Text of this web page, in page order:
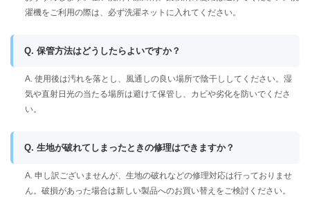
濯機をご利用の際は、必ず洗濯ネットに入れてください。
Q. 保管方法はどうしたらよいですか？
A. 使用後は汚れを落とし、風通しの良い場所で陰干ししてください。湿
気や直射日光の当たる場所は避けて保管し、カビや劣化を防いでくださ
い。
Q. 生地が破れてしまったときの修理はできますか？
A. 申し訳ございませんが、生地の破れなどの修理対応は行っておりませ
ん。破損があった場合は新しい製品へのお買い替えをご検討ください。